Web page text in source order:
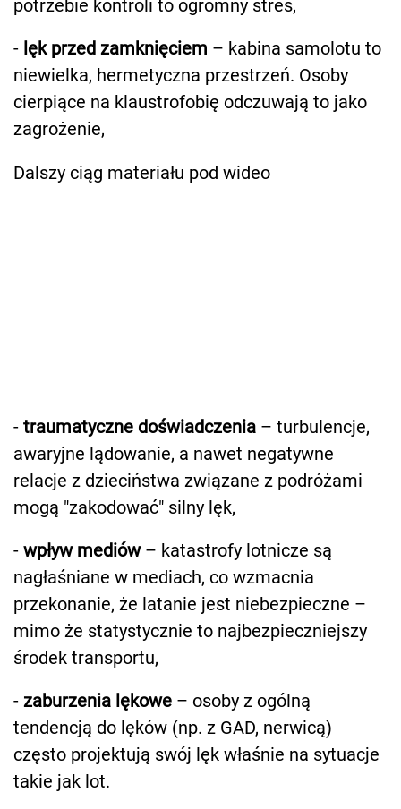
potrzebie kontroli to ogromny stres,
- lęk przed zamknięciem – kabina samolotu to
niewielka, hermetyczna przestrzeń. Osoby
cierpiące na klaustrofobię odczuwają to jako
zagrożenie,
Dalszy ciąg materiału pod wideo
- traumatyczne doświadczenia – turbulencje,
awaryjne lądowanie, a nawet negatywne
relacje z dzieciństwa związane z podróżami
mogą "zakodować" silny lęk,
- wpływ mediów– katastrofy lotnicze są
nagłaśniane w mediach, co wzmacnia
przekonanie, że latanie jest niebezpieczne –
mimo że statystycznie to najbezpieczniejszy
środek transportu,
- zaburzenia lękowe – osoby z ogólną
tendencją do lęków (np. z GAD, nerwicą)
często projektują swój lęk właśnie na sytuacje
takie jak lot.